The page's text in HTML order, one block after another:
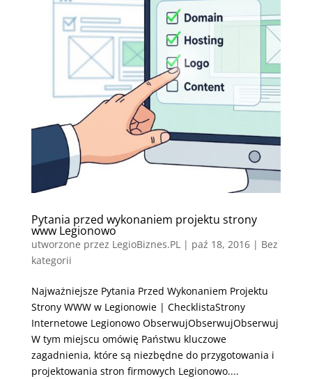
Pytania przed wykonaniem projektu strony
www Legionowo
utworzone przez LegioBiznes.PL| paź 18, 2016| Bez
kategorii
Najważniejsze Pytania Przed Wykonaniem Projektu
Strony WWW w Legionowie | ChecklistaStrony
Internetowe Legionowo ObserwujObserwujObserwuj
W tym miejscu omówię Państwu kluczowe
zagadnienia, które są niezbędne do przygotowania i
projektowania stron firmowych Legionowo....